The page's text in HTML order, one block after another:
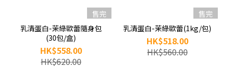
售完
乳清蛋白-茉綠歐蕾隨身包
(30包/盒)
HK$558.00
HK$620.00
售完
乳清蛋白-茉綠歐蕾(1kg/包)
HK$518.00
HK$560.00